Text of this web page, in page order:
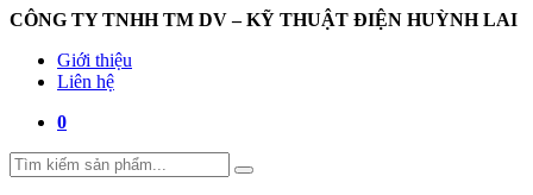
CÔNG TY TNHH TM DV – KỸ THUẬT ĐIỆN HUỲNH LAI
Giới thiệu
Liên hệ
0